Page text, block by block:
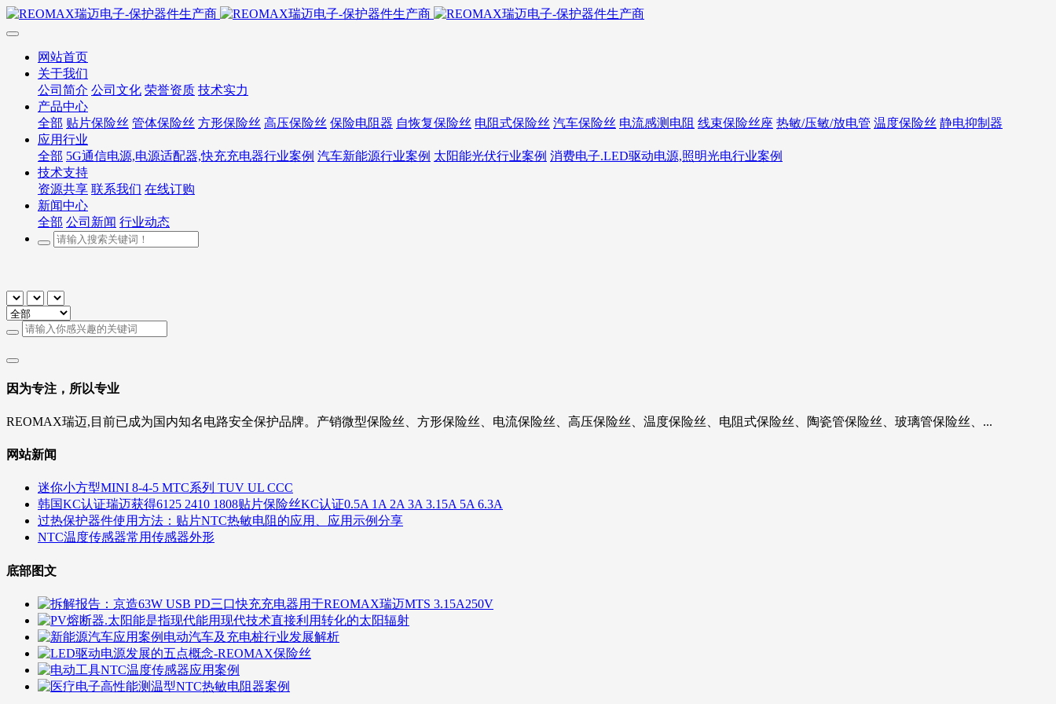
网站首页
关于我们
公司简介 公司文化 荣誉资质 技术实力
产品中心
全部 贴片保险丝 管体保险丝 方形保险丝 高压保险丝 保险电阻器 自恢复保险丝 电阻式保险丝 汽车保险丝 电流感测电阻 线束保险丝座 热敏/压敏/放电管 温度保险丝 静电抑制器
应用行业
全部 5G通信电源,电源适配器,快充充电器行业案例 汽车新能源行业案例 太阳能光伏行业案例 消费电子.LED驱动电源,照明光电行业案例
技术支持
资源共享 联系我们 在线订购
新闻中心
全部 公司新闻 行业动态
因为专注，所以专业
REOMAX瑞迈,目前已成为国内知名电路安全保护品牌。产销微型保险丝、方形保险丝、电流保险丝、高压保险丝、温度保险丝、电阻式保险丝、陶瓷管保险丝、玻璃管保险丝、...
网站新闻
迷你小方型MINI 8-4-5 MTC系列 TUV UL CCC
韩国KC认证瑞迈获得6125 2410 1808贴片保险丝KC认证0.5A 1A 2A 3A 3.15A 5A 6.3A
过热保护器件使用方法：贴片NTC热敏电阻的应用、应用示例分享
NTC温度传感器常用传感器外形
底部图文